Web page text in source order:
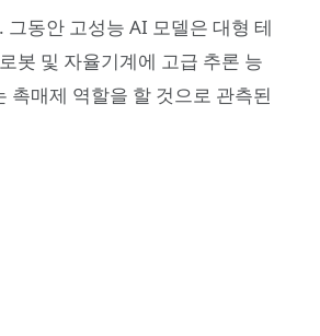
동안 고성능 AI 모델은 대형 테
봇 및 자율기계에 고급 추론 능
촉매제 역할을 할 것으로 관측된